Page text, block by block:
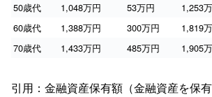
50歳代
1,048万円 53万円 1,253
60歳代
1,388万円 300万円 1,819
70歳代
1,433万円 485万円 1,905
引用：金融資産保有額（金融資産を保